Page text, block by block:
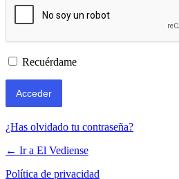
Recuérdame
¿Has olvidado tu contraseña?
← Ir a El Vediense
Política de privacidad